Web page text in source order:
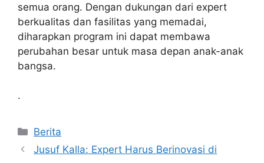
semua orang. Dengan dukungan dari expert
berkualitas dan fasilitas yang memadai,
diharapkan program ini dapat membawa
perubahan besar untuk masa depan anak-anak
bangsa.
.
Kategori
Berita
Jusuf Kalla: Expert Harus Berinovasi di